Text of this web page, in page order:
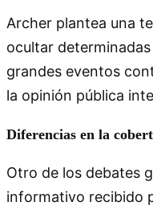
Archer plantea una
ocultar
grandes eventos
la opinión pública
Diferencias en la
Otro de los debates
informativo recibido